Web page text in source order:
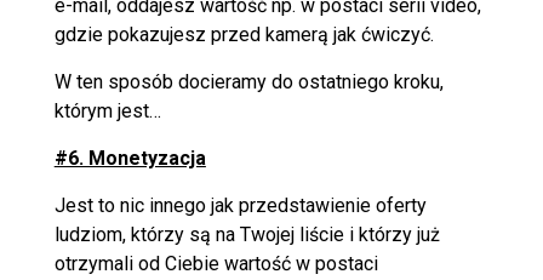
e-mail, oddajesz wartość np. w postaci serii video,
gdzie pokazujesz przed kamerą jak ćwiczyć.
W ten sposób docieramy do ostatniego kroku,
którym jest…
#6. Monetyzacja
Jest to nic innego jak przedstawienie oferty
ludziom, którzy są na Twojej liście i którzy już
otrzymali od Ciebie wartość w postaci